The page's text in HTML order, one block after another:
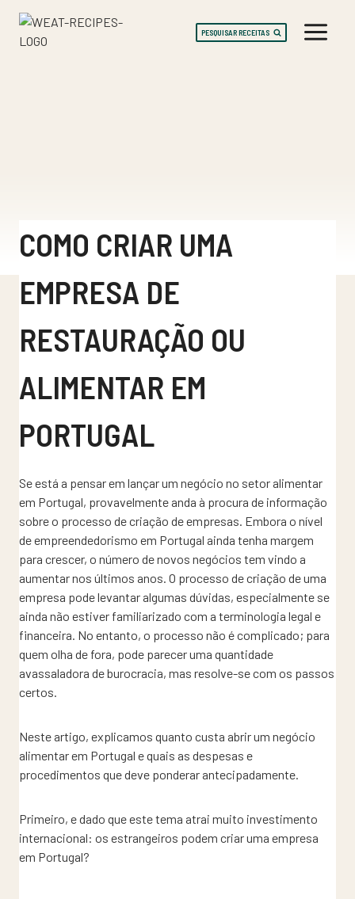
content
PESQUISAR RECEITAS
COMO CRIAR UMA
EMPRESA DE
RESTAURAÇÃO OU
ALIMENTAR EM
PORTUGAL
Se está a pensar em lançar um negócio no setor alimentar
em Portugal, provavelmente anda à procura de informação
sobre o processo de criação de empresas. Embora o nível
de empreendedorismo em Portugal ainda tenha margem
para crescer, o número de novos negócios tem vindo a
aumentar nos últimos anos. O processo de criação de uma
empresa pode levantar algumas dúvidas, especialmente se
ainda não estiver familiarizado com a terminologia legal e
financeira. No entanto, o processo não é complicado; para
quem olha de fora, pode parecer uma quantidade
avassaladora de burocracia, mas resolve-se com os passos
certos.
Neste artigo, explicamos quanto custa abrir um negócio
alimentar em Portugal e quais as despesas e
procedimentos que deve ponderar antecipadamente.
Primeiro, e dado que este tema atrai muito investimento
internacional: os estrangeiros podem criar uma empresa
em Portugal?